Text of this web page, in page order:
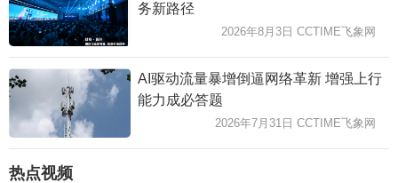
务新路径
2026年8月3日 CCTIME飞象网
AI驱动流量暴增倒逼网络革新 增强上行
能力成必答题
2026年7月31日 CCTIME飞象网
热点视频